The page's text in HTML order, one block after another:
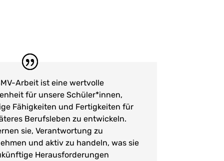
Arbeit ist eine wertvolle
für unsere Schüler*innen,
Fähigkeiten und Fertigkeiten für
Berufsleben zu entwickeln.
sie, Verantwortung zu
und aktiv zu handeln, was sie
Herausforderungen